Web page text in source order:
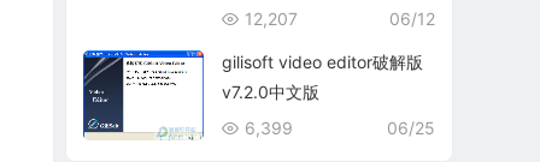
06/12
12,207
gilisoft video editor破解版
v7.2.0中文版
06/25
6,399